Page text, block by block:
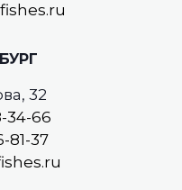
32
34-66
81-37